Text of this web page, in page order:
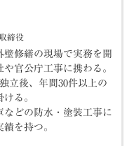
締役
壁修繕の現場で実務を開
官公庁工事に携わる。
立後、年間30件以上の
る。
などの防水・塗装工事に
を持つ。